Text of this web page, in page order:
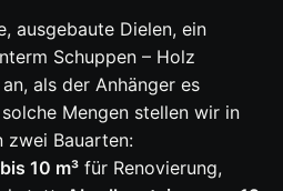
ausgebaute Dielen, ein
Schuppen – Holz
als der Anhänger es
Mengen stellen wir in
zwei Bauarten:
10 m³ für Renovierung,